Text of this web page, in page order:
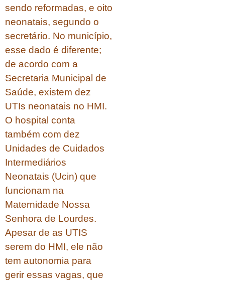
sendo reformadas, e oito
neonatais, segundo o
secretário. No município,
esse dado é diferente;
de acordo com a
Secretaria Municipal de
Saúde, existem dez
UTIs neonatais no HMI.
O hospital conta
também com dez
Unidades de Cuidados
Intermediários
Neonatais (Ucin) que
funcionam na
Maternidade Nossa
Senhora de Lourdes.
Apesar de as UTIS
serem do HMI, ele não
tem autonomia para
gerir essas vagas, que